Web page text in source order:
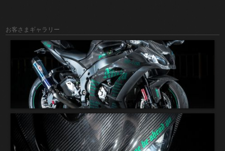
お客さまギャラリー